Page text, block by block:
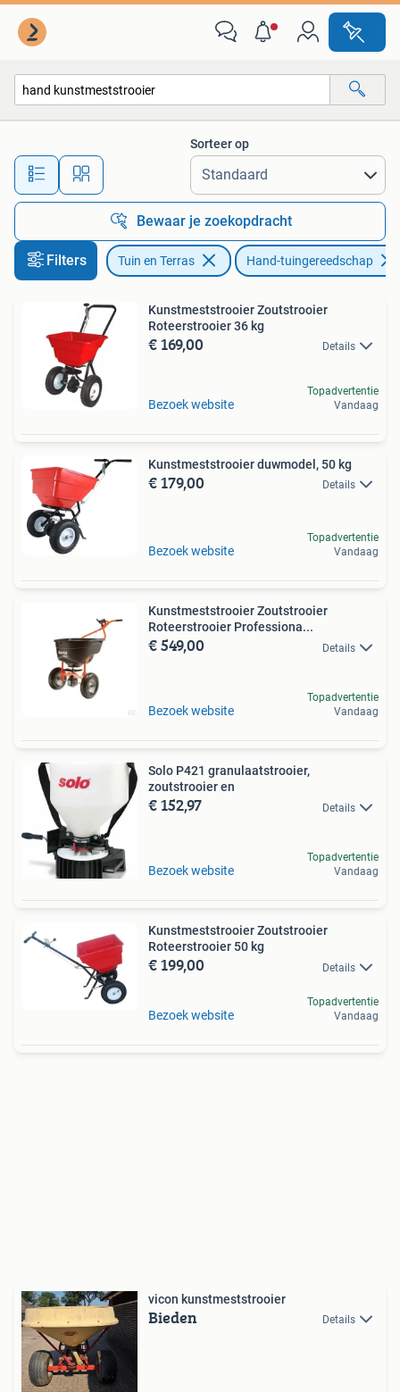
Alle afstanden…
Sorteer op
Bewaar je zoekopdracht
Filters Tuin en Terras Hand-tuingereedschap
Kunstmeststrooier Zoutstrooier
Roteerstrooier 36 kg
€ 169,00 Details
Bezoek website
Topadvertentie
Vandaag
Kunstmeststrooier duwmodel, 50 kg
€ 179,00 Details
Bezoek website
Topadvertentie
Vandaag
Kunstmeststrooier Zoutstrooier
Roteerstrooier Professiona...
€ 549,00 Details
Bezoek website
Topadvertentie
Vandaag
Solo P421 granulaatstrooier,
zoutstrooier en
€ 152,97 Details
Bezoek website
Topadvertentie
Vandaag
Kunstmeststrooier Zoutstrooier
Roteerstrooier 50 kg
€ 199,00 Details
Bezoek website
Topadvertentie
Vandaag
vicon kunstmeststrooier
Bieden Details